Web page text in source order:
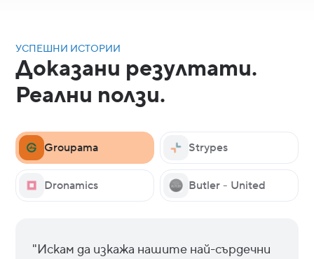
УСПЕШНИ ИСТОРИИ
Доказани резултати.
Реални ползи.
Groupama Strypes
Dronamics Butler - United
"Искам да изкажа нашите най-сърдечни